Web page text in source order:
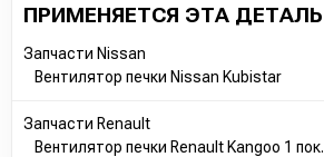
ПРИМЕНЯЕТСЯ ЭТА ДЕТАЛЬ
Запчасти Nissan
Вентилятор печки Nissan Kubistar
Запчасти Renault
Вентилятор печки Renault Kangoo 1 пок.